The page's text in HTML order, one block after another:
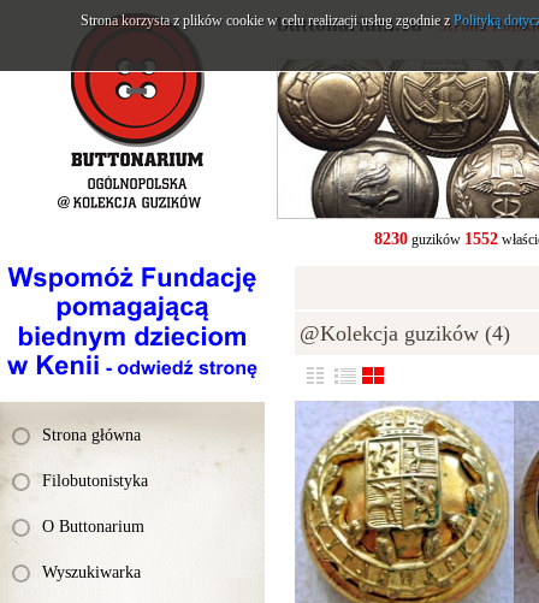
Strona główna
Filobutonistyka
O Buttonarium
Wyszukiwarka
buttonarium.eu- Strona
8230guzików 1552
@Kolekcja guzików (4)
Strona korzysta z plików cookie w celu realizacji usług zgodnie zPolityką